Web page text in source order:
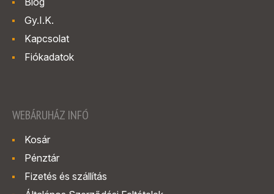
Gy.I.K.
Kapcsolat
Fiókadatok
WEBÁRUHÁZ INFÓ
Kosár
Pénztár
Fizetés és szállítás